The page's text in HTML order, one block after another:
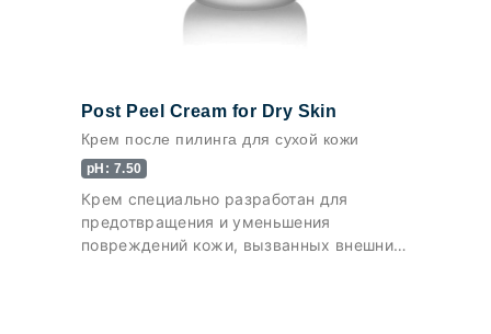
Post Peel Cream for Dry Skin
Крем после пилинга для сухой кожи
pH: 7.50
Крем специально разработан для
предотвращения и уменьшения
повреждений кожи, вызванных внешним